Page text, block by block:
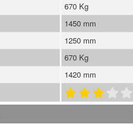
670 Kg
1450 mm
1250 mm
670 Kg
1420 mm